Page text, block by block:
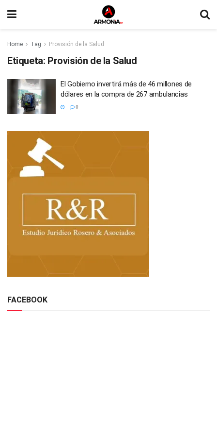
Home Tag Provisión de la Salud
Etiqueta: Provisión de la Salud
El Gobierno invertirá más de 46 millones de
dólares en la compra de 267 ambulancias
0
FACEBOOK